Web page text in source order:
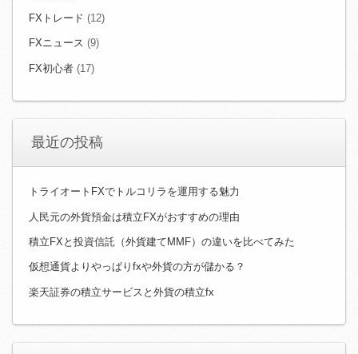
FXトレード (12)
FXニュース (9)
FX初心者 (17)
最近の投稿
トライオートFXでトルコリラを運用する魅力
人民元の外貨預金は積立FXがおすすめの理由
積立FXと投資信託（外貨建てMMF）の違いを比べてみた
仮想通貨よりやっぱりfxや外貨の方が儲かる？
楽天証券の積立サービスと外貨の積立fx